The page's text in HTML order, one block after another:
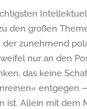
den großen
zunehmend
nur an den
das keine
entgegen
ist. Allein mit dem